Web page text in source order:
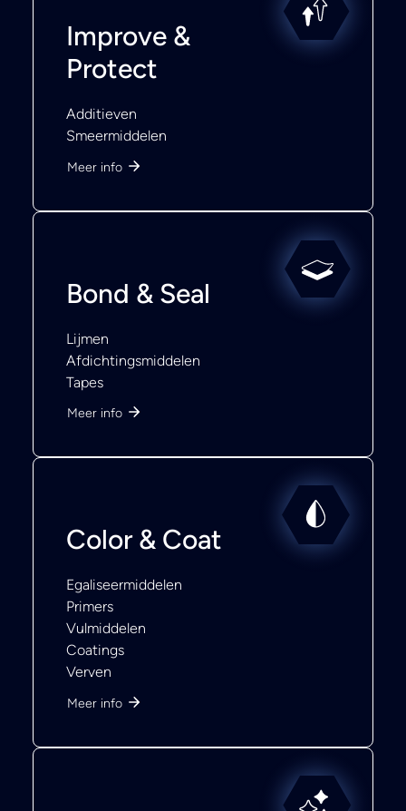
Improve &
Protect
Additieven
Smeermiddelen
Meer info
Bond & Seal
Lijmen
Afdichtingsmiddelen
Tapes
Meer info
Color & Coat
Egaliseermiddelen
Primers
Vulmiddelen
Coatings
Verven
Meer info